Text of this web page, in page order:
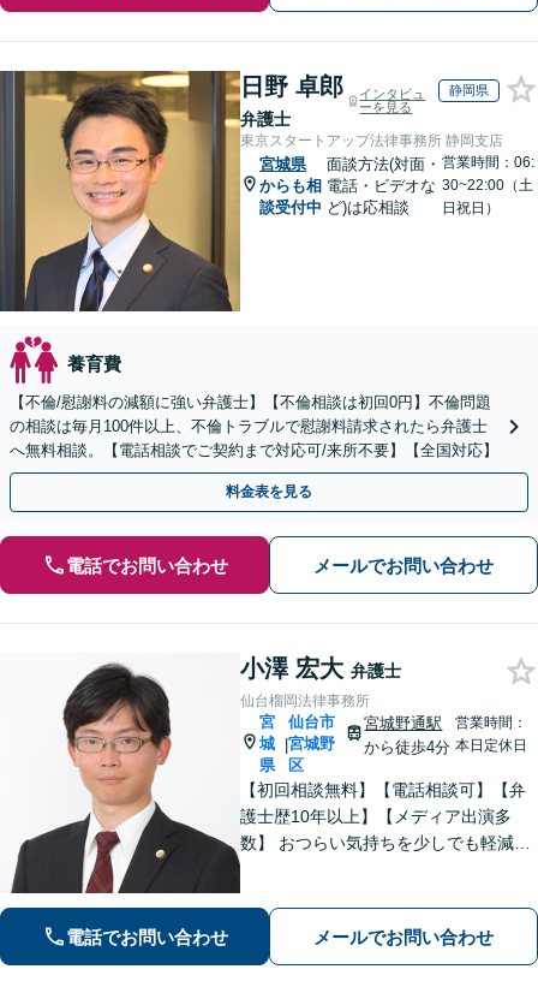
日野 卓郎
弁護士
インタビュ
ーを見る
静岡県
東京スタートアップ法律事務所 静岡支店
宮城県
からも相
談受付中
面談方法(対面・
電話・ビデオな
ど)は応相談
営業時間：06:
30~22:00（土
日祝日）
養育費
【不倫/慰謝料の減額に強い弁護士】【不倫相談は初回0円】不倫問題
の相談は毎月100件以上、不倫トラブルで慰謝料請求されたら弁護士
へ無料相談。【電話相談でご契約まで対応可/来所不要】【全国対応】
料金表を見る
電話でお問い合わせ メールでお問い合わせ
小澤 宏大 弁護士
仙台榴岡法律事務所
宮
城
県
|
仙台市
宮城野
区
宮城野通駅
から徒歩4分
営業時間：
本日定休日
【初回相談無料】【電話相談可】【弁
護士歴10年以上】【メディア出演多
数】 おつらい気持ちを少しでも軽減し
用は契約前に分かりやすくご説明しま
す。一度ご相談ください【夜間・休日
電話でお問い合わせ メールでお問い合わせ